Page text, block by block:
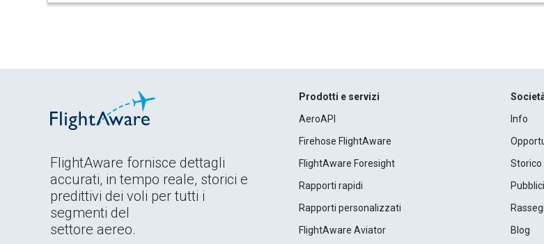
FlightAware fornisce dettagli
accurati, in tempo reale, storici e
predittivi dei voli per tutti i
segmenti del
settore aereo.
Prodotti e servizi
AeroAPI
Firehose FlightAware
FlightAware Foresight
Rapporti rapidi
Rapporti personalizzati
FlightAware Aviator
Info
Storico
Blog